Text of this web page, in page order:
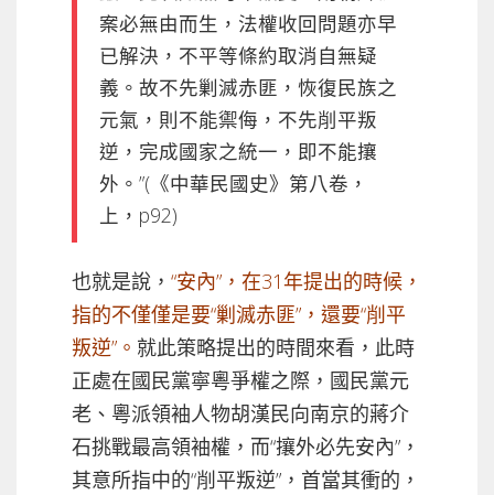
案必無由而生，法權收回問題亦早
已解決，不平等條約取消自無疑
義。故不先剿滅赤匪，恢復民族之
元氣，則不能禦侮，不先削平叛
逆，完成國家之統一，即不能攘
外。”(《中華民國史》第八卷，
上，p92)
也就是說， “安內”，在31年提出的時候，
指的不僅僅是要“剿滅赤匪”，還要“削平
叛逆”。 就此策略提出的時間來看，此時
正處在國民黨寧粵爭權之際，國民黨元
老、粵派領袖人物胡漢民向南京的蔣介
石挑戰最高領袖權，而“攘外必先安內”，
其意所指中的“削平叛逆”，首當其衝的，